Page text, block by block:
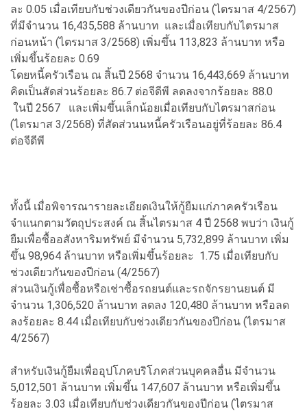
ละ 0.05 เมื่อเทียบกับช่วงเดียวกันของปีก่อน (ไตรมาส 4/2567)
ที่มีจำนวน 16,435,588 ล้านบาท และเมื่อเทียบกับไตรมาส
ก่อนหน้า (ไตรมาส 3/2568) เพิ่มขึ้น 113,823 ล้านบาท หรือ
เพิ่มขึ้นร้อยละ 0.69
โดยหนี้ครัวเรือน ณ สิ้นปี 2568 จำนวน 16,443,669 ล้านบาท
คิดเป็นสัดส่วนร้อยละ 86.7 ต่อจีดีพี ลดลงจากร้อยละ 88.0
ในปี 2567 และเพิ่มขึ้นเล็กน้อยเมื่อเทียบกับไตรมาสก่อน
(ไตรมาส 3/2568) ที่สัดส่วนนหนี้ครัวเรือนอยู่ที่ร้อยละ 86.4
ต่อจีดีพี
ทั้งนี้ เมื่อพิจารณารายละเอียดเงินให้กู้ยืมแก่ภาคครัวเรือน
จำแนกตามวัตถุประสงค์ ณ สิ้นไตรมาส 4 ปี 2568 พบว่า เงินกู้
ยืมเพื่อซื้ออสังหาริมทรัพย์ มีจำนวน 5,732,899 ล้านบาท เพิ่ม
ขึ้น 98,964 ล้านบาท หรือเพิ่มขึ้นร้อยละ 1.75 เมื่อเทียบกับ
ช่วงเดียวกันของปีก่อน (4/2567)
ส่วนเงินกู้เพื่อซื้อหรือเช่าซื้อรถยนต์และรถจักรยานยนต์ มี
จำนวน 1,306,520 ล้านบาท ลดลง 120,480 ล้านบาท หรือลด
ลงร้อยละ 8.44 เมื่อเทียบกับช่วงเดียวกันของปีก่อน (ไตรมาส
4/2567)
สำหรับเงินกู้ยืมเพื่ออุปโภคบริโภคส่วนบุคคลอื่น มีจำนวน
5,012,501 ล้านบาท เพิ่มขึ้น 147,607 ล้านบาท หรือเพิ่มขึ้น
ร้อยละ 3.03 เมื่อเทียบกับช่วงเดียวกันของปีก่อน (ไตรมาส